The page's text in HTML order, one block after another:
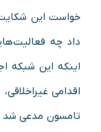
خواست این شکایت
داد چه
اینکه این شبکه
اقدامی
تامسون مدعی شد